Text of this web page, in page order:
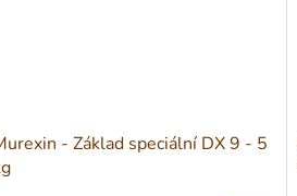
- Základ speciální DX 9 - 5